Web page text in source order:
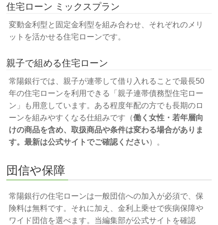
住宅ローン ミックスプラン
変動金利型と固定金利型を組み合わせ、それぞれのメリ
ットを活かせる住宅ローンです。
親子で組める住宅ローン
常陽銀行では、親子が連帯して借り入れることで最長50
年の住宅ローンを利用できる「親子連帯債務型住宅ロー
ン」も用意しています。ある程度年配の方でも長期のロ
ーンを組みやすくなる仕組みです（働く女性・若年層向
けの商品を含め、取扱商品や条件は変わる場合がありま
す。最新は公式サイトでご確認ください）。
団信や保障
常陽銀行の住宅ローンは一般団信への加入が必須で、保
険料は無料です。それに加え、金利上乗せで疾病保障や
ワイド団信を選べます。当編集部が公式サイトを確認